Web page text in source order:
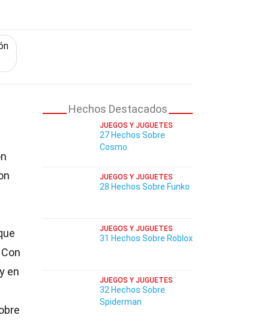
en
Hechos Destacados
JUEGOS Y JUGUETES
27 Hechos Sobre
Cosmo
JUEGOS Y JUGUETES
28 Hechos Sobre Funko
JUEGOS Y JUGUETES
31 Hechos Sobre Roblox
JUEGOS Y JUGUETES
32 Hechos Sobre
Spiderman